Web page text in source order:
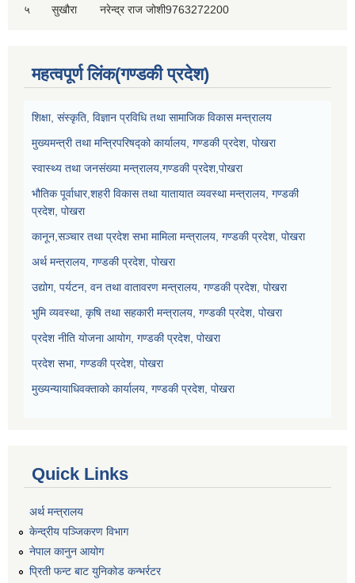
५
सुखौरा नरेन्द्र राज जोशी9763272200
महत्वपूर्ण लिंक(गण्डकी प्रदेश)
शिक्षा, संस्कृति, विज्ञान प्रविधि तथा सामाजिक विकास मन्त्रालय
मुख्यमन्त्री तथा मन्त्रिपरिषद्को कार्यालय, गण्डकी प्रदेश, पोखरा
स्वास्थ्य तथा जनसंख्या मन्त्रालय,गण्डकी प्रदेश,पोखरा
भौतिक पूर्वाधार,शहरी विकास तथा यातायात व्यवस्था मन्त्रालय, गण्डकी
प्रदेश, पोखरा
कानून,सञ्चार तथा प्रदेश सभा मामिला मन्त्रालय, गण्डकी प्रदेश, पोखरा
अर्थ मन्त्रालय, गण्डकी प्रदेश, पोखरा
उद्योग, पर्यटन, वन तथा वातावरण मन्त्रालय, गण्डकी प्रदेश, पोखरा
भुमि व्यवस्था, कृषि तथा सहकारी मन्त्रालय, गण्डकी प्रदेश, पोखरा
प्रदेश नीति योजना आयोग, गण्डकी प्रदेश, पोखरा
प्रदेश सभा, गण्डकी प्रदेश, पोखरा
मुख्यन्यायाधिवक्ताको कार्यालय, गण्डकी प्रदेश, पोखरा
Quick Links
अर्थ मन्त्रालय
केन्द्रीय पञ्जिकरण विभाग
नेपाल कानुन आयोग
प्रिती फन्ट बाट युनिकोड कन्भर्रटर